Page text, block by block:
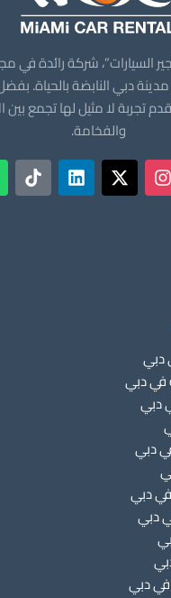
السيارات”، شركة رائدة في
دبي النابضة بالحياة.
تجربة لا مثيل لها تجمع
والفخامة.
دبي
في دبي
دبي
دبي
في دبي
دبي
في دبي